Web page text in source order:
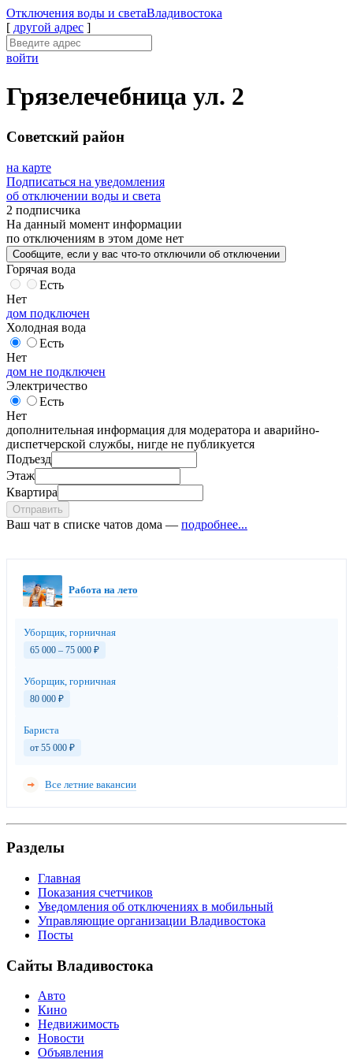
Отключения воды и светаВладивостока
[ другой адрес ]
войти
Грязелечебница ул. 2
Советский район
на карте
Подписаться на уведомления
об отключении воды и света
2 подписчика
На данный момент информации
по отключениям в этом доме нет
Сообщите , если у вас что-то отключили об отключении
Горячая вода
Есть
Нет
дом подключен
Холодная вода
Есть
Нет
дом не подключен
Электричество
Есть
Нет
дополнительная информация для модератора и аварийно-
диспетчерской службы, нигде не публикуется
Подъезд
Этаж
Квартира
Отправить
Ваш чат в списке чатов дома — подробнее...
Работа на лето
Уборщик, горничная
65 000 – 75 000 ₽
Уборщик, горничная
80 000 ₽
Бариста
от 55 000 ₽
Все летние вакансии
Разделы
Главная
Показания счетчиков
Уведомления об отключениях в мобильный
Управляющие организации Владивостока
Посты
Сайты Владивостока
Авто
Кино
Недвижимость
Новости
Объявления